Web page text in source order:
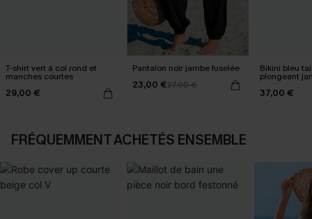
T-shirt vert à col rond et
manches courtes
29,00 €
Pantalon noir jambe fuselée
23,00 €27,00 €
Bikini bleu
plongeant
au milieu
37,00 €
FRÉQUEMMENT ACHETÉS ENSEMBLE